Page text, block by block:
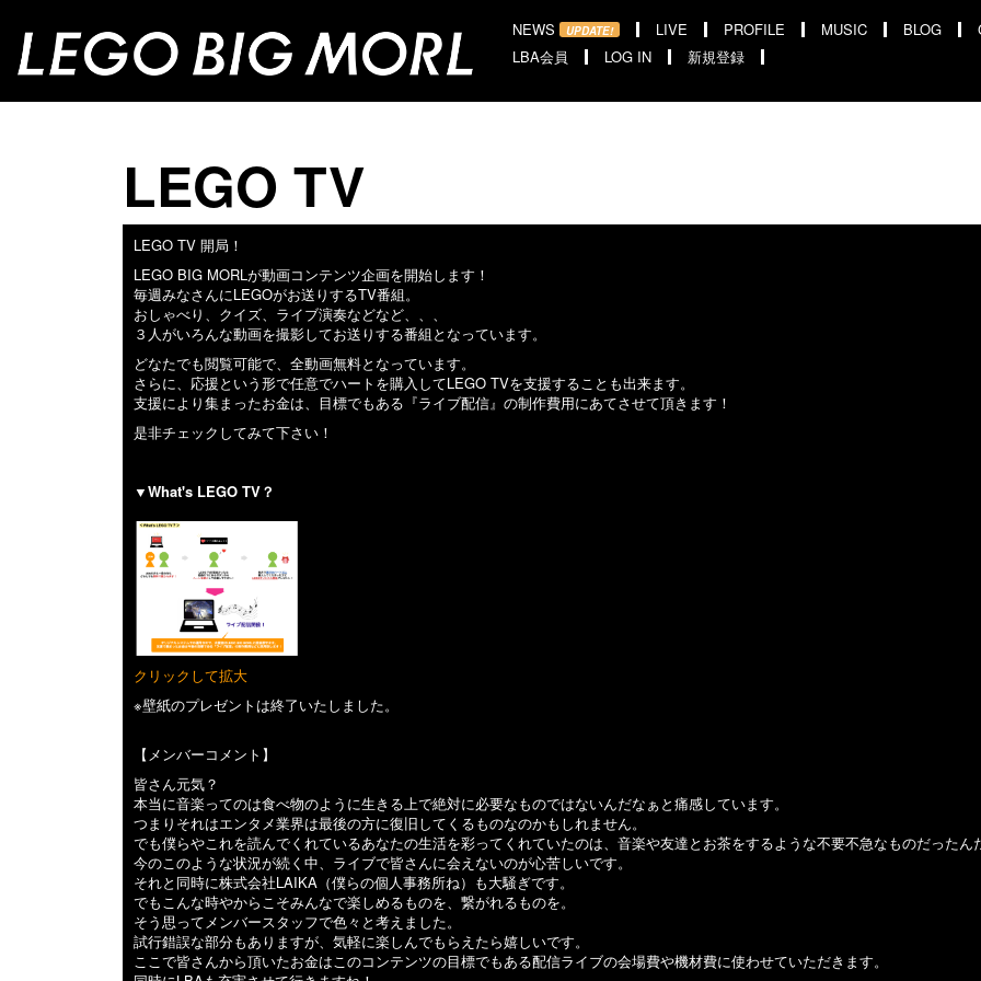
NEWS UPDATE! LIVE PROFILE MUSIC BLOG
LBA会員
LOG IN 新規登録
LEGO TV
LEGO TV 開局！
LEGO BIG MORLが動画コンテンツ企画を開始します！
毎週みなさんにLEGOがお送りするTV番組。
おしゃべり、クイズ、ライブ演奏などなど、、、
３人がいろんな動画を撮影してお送りする番組となっています。
どなたでも閲覧可能で、全動画無料となっています。
さらに、応援という形で任意でハートを購入してLEGO TVを支援することも出来ます。
支援により集まったお金は、目標でもある『ライブ配信』の制作費用にあてさせて頂きます！
是非チェックしてみて下さい！
▼What's LEGO TV？
クリックして拡大
※壁紙のプレゼントは終了いたしました。
【メンバーコメント】
皆さん元気？
本当に音楽ってのは食べ物のように生きる上で絶対に必要なものではないんだなぁと痛感しています。
つまりそれはエンタメ業界は最後の方に復旧してくるものなのかもしれません。
でも僕らやこれを読んでくれているあなたの生活を彩ってくれていたのは、音楽や友達とお茶をするような不要不急なものだったん
今のこのような状況が続く中、ライブで皆さんに会えないのが心苦しいです。
それと同時に株式会社LAIKA（僕らの個人事務所ね）も大騒ぎです。
でもこんな時やからこそみんなで楽しめるものを、繋がれるものを。
そう思ってメンバースタッフで色々と考えました。
試行錯誤な部分もありますが、気軽に楽しんでもらえたら嬉しいです。
ここで皆さんから頂いたお金はこのコンテンツの目標でもある配信ライブの会場費や機材費に使わせていただきます。